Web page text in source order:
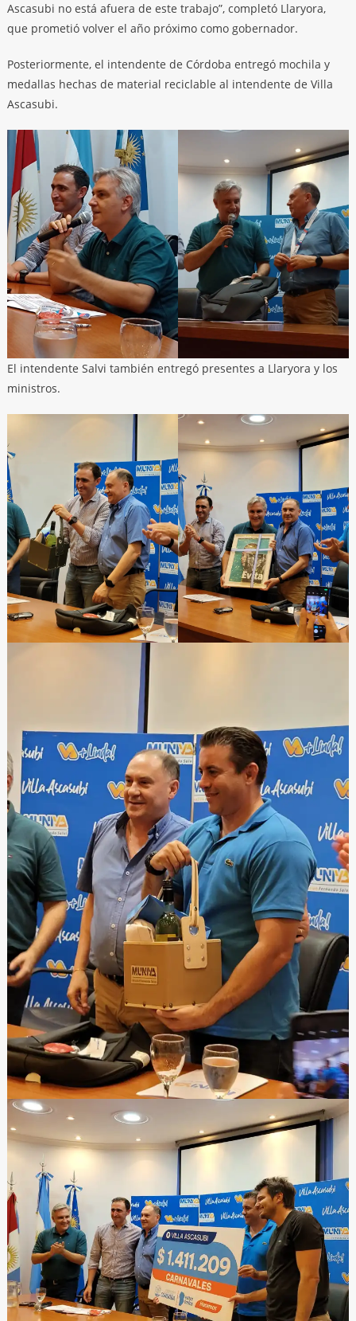
Ascasubi no está afuera de este trabajo”, completó Llaryora,
que prometió volver el año próximo como gobernador.
Posteriormente, el intendente de Córdoba entregó mochila y
medallas hechas de material reciclable al intendente de Villa
Ascasubi.
El intendente Salvi también entregó presentes a Llaryora y los
ministros.